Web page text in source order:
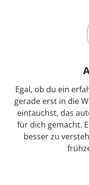
Egal, ob du ein
gerade erst in die
eintauchst, das
für dich gemacht.
besser zu